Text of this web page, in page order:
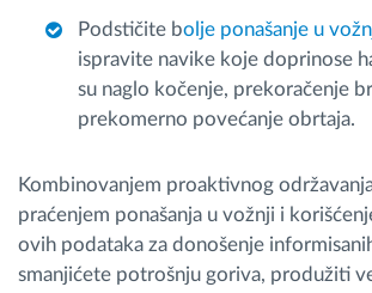
Podstičite bolje ponašanje u
ispravite navike koje doprinose
su naglo kočenje, prekoračenje
prekomerno povećanje obrtaja.
Kombinovanjem proaktivnog
praćenjem ponašanja u vožnji i
ovih podataka za donošenje
smanjićete potrošnju goriva, produžiti